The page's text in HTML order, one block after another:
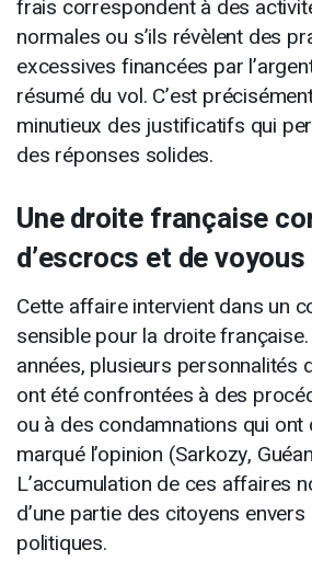
frais correspondent à des
normales ou s’ils révèlent des
excessives financées par
résumé du vol. C’est
minutieux des justificatifs qui
des réponses solides.
Une droite française
d’escrocs et de voyous
Cette affaire intervient dans un
sensible pour la droite
années, plusieurs personnalités
ont été confrontées à des
ou à des condamnations qui ont
marqué l’opinion (Sarkozy,
L’accumulation de ces affaires
d’une partie des citoyens
politiques.